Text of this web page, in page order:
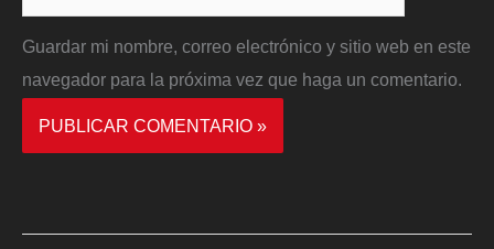
Guardar mi nombre, correo electrónico y sitio web en este
navegador para la próxima vez que haga un comentario.